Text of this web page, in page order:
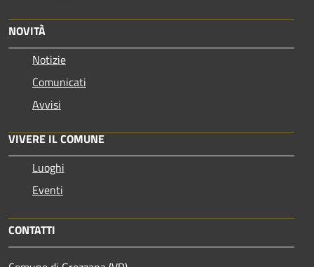
NOVITÀ
Notizie
Comunicati
Avvisi
VIVERE IL COMUNE
Luoghi
Eventi
CONTATTI